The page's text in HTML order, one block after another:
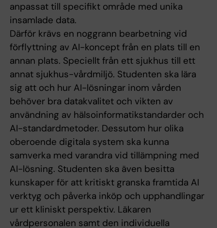
anpassat till specifikt område med unika
insamlade data.
Därför krävs en noggrann bearbetning vid
förflyttning av AI-koncept från en plats till en
annan plats. Speciellt från ett sjukhus till ett
annat sjukhus-vårdmiljö. Studenten ska lära
sig att och hur AI-lösningar inom vården
behöver bra datakvalitet och vikten av
användning av hälsoinformatikstandarder och
AI-standardmetoder. Dessutom hur olika
oberoende digitala system ska kunna
samverka med varandra vid tillämpning med
AI-lösning. Studenten ska även besitta
kunskaper för att kritiskt granska framtida AI
verktyg och påverka inköp och upphandlingar
ur ett kliniskt perspektiv. Läkaren
vårdpersonalen samt den individuella